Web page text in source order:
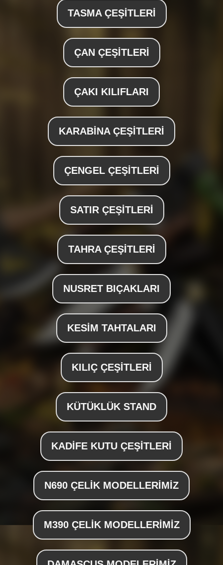
TASMA ÇEŞİTLERİ
ÇAN ÇEŞİTLERİ
ÇAKI KILIFLARI
KARABİNA ÇEŞİTLERİ
ÇENGEL ÇEŞİTLERİ
SATIR ÇEŞİTLERİ
TAHRA ÇEŞİTLERİ
NUSRET BIÇAKLARI
KESİM TAHTALARI
KILIÇ ÇEŞİTLERİ
KÜTÜKLÜK STAND
KADİFE KUTU ÇEŞİTLERİ
N690 ÇELİK MODELLERİMİZ
M390 ÇELİK MODELLERİMİZ